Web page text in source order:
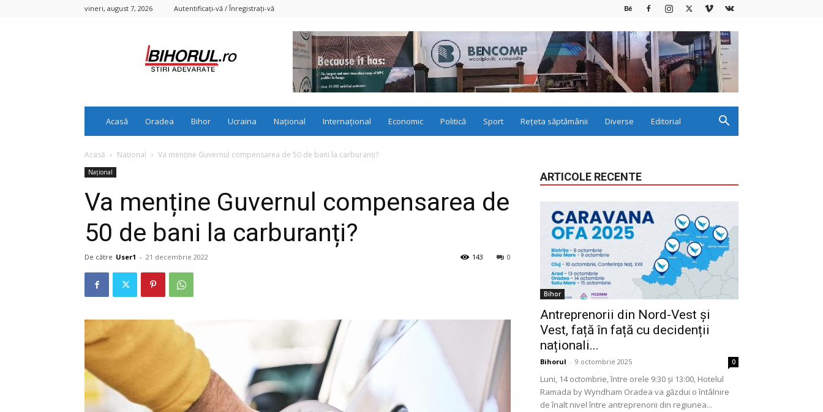
vineri, august 7, 2026 Autentificați-vă / Înregistrați-vă
Acasă Oradea Bihor Ucraina Național Internațional Economic Politică Sport Rețeta săptămânii Diverse Editorial
Acasă Național Va menține Guvernul compensarea de 50 de bani la carburanți?
Național
Va menține Guvernul compensarea de
50 de bani la carburanți?
De către User1 - 21 decembrie 2022 0
143
ARTICOLE RECENTE
Bihor
Antreprenorii din Nord-Vest și
Vest, față în față cu decidenții
naționali...
Bihorul - 9 octombrie 2025 0
Luni, 14 octombrie, între orele 9:30 și 13:00, Hotelul
Ramada by Wyndham Oradea va găzdui o întâlnire
de înalt nivel între antreprenorii din regiunea...